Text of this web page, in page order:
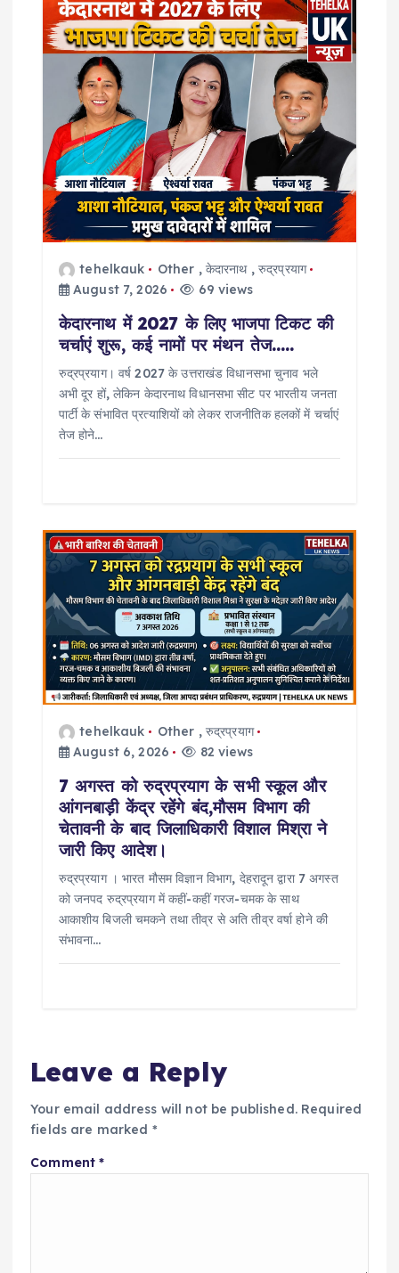
g
a
o
n
tehelkauk Other , केदारनाथ, रुद्रप्रयाग
August 7, 2026
69 views
केदारनाथ में 2027 के लिए भाजपा टिकट की
चर्चाएं शुरू, कई नामों पर मंथन तेज…..
रुद्रप्रयाग। वर्ष 2027 के उत्तराखंड विधानसभा चुनाव भले
अभी दूर हों, लेकिन केदारनाथ विधानसभा सीट पर भारतीय जनता
पार्टी के संभावित प्रत्याशियों को लेकर राजनीतिक हलकों में चर्चाएं
तेज होने…
tehelkauk Other , रुद्रप्रयाग
August 6, 2026
82 views
7 अगस्त को रुद्रप्रयाग के सभी स्कूल और
आंगनबाड़ी केंद्र रहेंगे बंद,मौसम विभाग की
चेतावनी के बाद जिलाधिकारी विशाल मिश्रा ने
जारी किए आदेश।
रुद्रप्रयाग । भारत मौसम विज्ञान विभाग, देहरादून द्वारा 7 अगस्त
को जनपद रुद्रप्रयाग में कहीं-कहीं गरज-चमक के साथ
आकाशीय बिजली चमकने तथा तीव्र से अति तीव्र वर्षा होने की
संभावना…
Leave a Reply
Your email address will not be published. Required
fields are marked *
Comment*